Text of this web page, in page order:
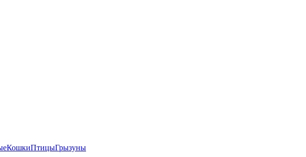
КошкиПтицыГрызуны